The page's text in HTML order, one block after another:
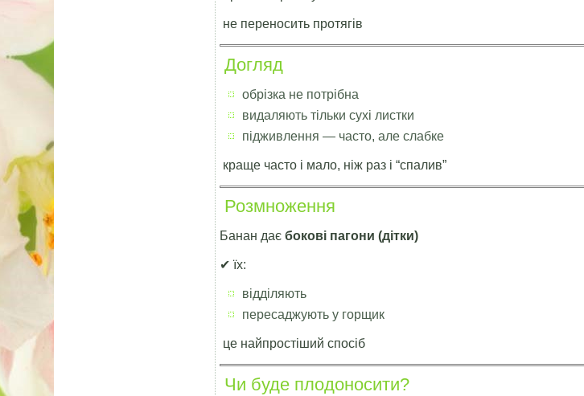
не переносить протягів
Догляд
обрізка не потрібна
видаляють тільки сухі листки
підживлення — часто, але слабке
краще часто і мало, ніж раз і “спалив”
Розмноження
Банан даєбокові пагони (дітки)
✔ їх:
відділяють
пересаджують у горщик
це найпростіший спосіб
Чи буде плодоносити?